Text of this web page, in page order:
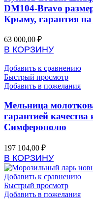
DM104-Bravo
Крыму, гарантия на
63 000,00 ₽
В КОРЗИНУ
Добавить к сравнению
Быстрый просмотр
Добавить в пожелания
Мельница
гарантией
Симферополю
197 104,00 ₽
В КОРЗИНУ
Добавить к сравнению
Быстрый просмотр
Добавить в пожелания